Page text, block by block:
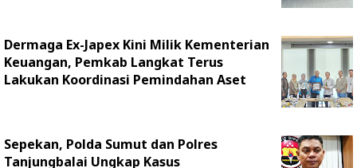
Dermaga Ex-Japex Kini Milik Kementerian
Keuangan, Pemkab Langkat Terus
Lakukan Koordinasi Pemindahan Aset
Sepekan, Polda Sumut dan Polres
Tanjungbalai Ungkap Kasus